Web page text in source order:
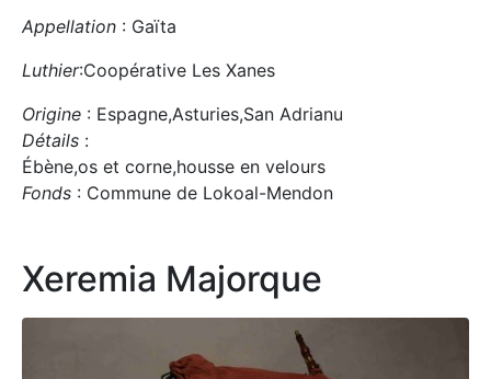
Appellation : Gaïta
Luthier:Coopérative Les Xanes
Origine : Espagne,Asturies,San Adrianu
Détails :
Ébène,os et corne,housse en velours
Fonds : Commune de Lokoal-Mendon
Xeremia Majorque